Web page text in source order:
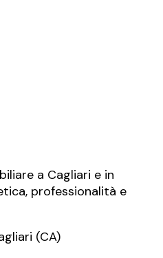
a Cagliari e in
professionalità e
(CA)